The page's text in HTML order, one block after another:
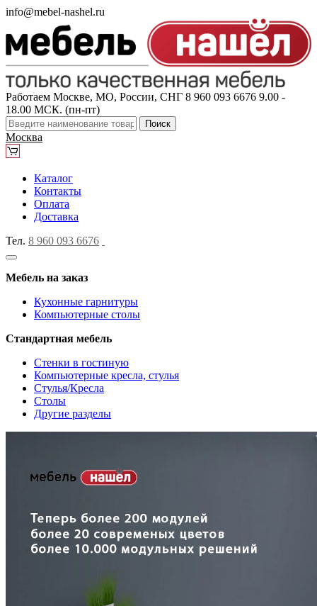
info@mebel-nashel.ru
Работаем Москве, МО, России, СНГ 8 960 093 6676 9.00 -
18.00 МСК. (пн-пт)
Поиск
Москва
Каталог
Контакты
Оплата
Доставка
Тел. 8 960 093 6676
Мебель на заказ
Кухонные гарнитуры
Компьютерные столы
Стандартная мебель
Стенки в гостиную
Компьютерные кресла, стулья
Стулья/Кресла
Столы
Другие разделы